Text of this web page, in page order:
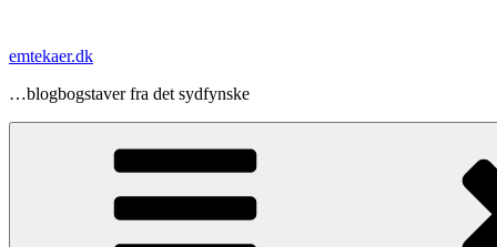
indhold
emtekaer.dk
…blogbogstaver fra det sydfynske